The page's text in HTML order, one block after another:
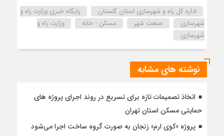
اداره كل راه و شهرسازي استان گلستان
پایگاه خبری وزارت راه و
شهرسازی
صنعت شهر مسکن - خانه
وزارت راه و
شهرسازی
نوشته های مشابه
اتخاذ تصمیمات تازه برای تسریع در روند اجرای پروژه های
حمایتی مسکن استان تهران
پروژه «کوی ارم» زنجان به صورت گروه ساخت اجرا می‌شود